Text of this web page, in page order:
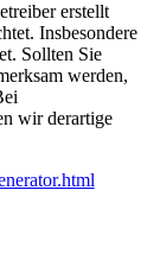
erstellt
Insbesondere
Sollten Sie
werden,
wir derartige